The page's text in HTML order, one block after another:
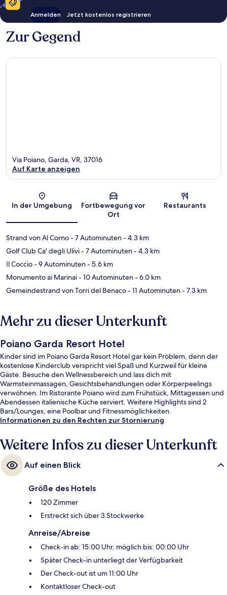
Anmelden Jetzt kostenlos registrieren
Zur Gegend
Karte
Via Poiano, Garda, VR, 37016
Auf Karte anzeigen
In der Umgebung
Fortbewegung vor
Ort
Restaurants
Strand von Al Corno- 7 Autominuten- 4.3 km
Golf Club Ca' degli Ulivi- 7 Autominuten- 4.3 km
Il Coccio- 9 Autominuten- 5.6 km
Monumento ai Marinai- 10 Autominuten- 6.0 km
Gemeindestrand von Torri del Benaco- 11 Autominuten- 7.3 km
Mehr zu dieser Unterkunft
Poiano Garda Resort Hotel
Kinder sind im Poiano Garda Resort Hotel gar kein Problem, denn der
kostenlose Kinderclub verspricht viel Spaß und Kurzweil für kleine
Gäste. Besuche den Wellnessbereich und lass dich mit
Warmsteinmassagen, Gesichtsbehandlungen oder Körperpeelings
verwöhnen. Im Ristorante Poiano wird zum Frühstück, Mittagessen und
Abendessen italienische Küche serviert. Weitere Highlights sind 2
Bars/Lounges, eine Poolbar und Fitnessmöglichkeiten.
Informationen zu den Rechten zur Stornierung
Weitere Infos zu dieser Unterkunft
Auf einen Blick
Größe des Hotels
120 Zimmer
Erstreckt sich über 3 Stockwerke
Anreise/Abreise
Check-in ab: 15:00 Uhr, möglich bis: 00:00 Uhr
Später Check-in unterliegt der Verfügbarkeit
Der Check-out ist um 11:00 Uhr
Kontaktloser Check-out